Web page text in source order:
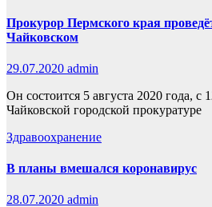
Прокурор Пермского края
Чайковском
29.07.2020 admin
Он состоится 5 августа 2020 года, с
Чайковской городской прокуратуре
Здравоохранение
В планы вмешался коронавирус
28.07.2020 admin